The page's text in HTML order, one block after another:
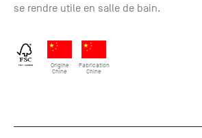
se rendre utile en salle de bain.
Origine
Chine
Fabrication
Chine